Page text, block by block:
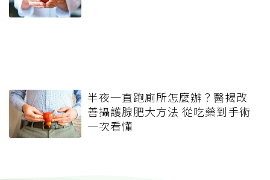
半夜一直跑廁所怎麼辦？醫揭改
善攝護腺肥大方法 從吃藥到手術
一次看懂